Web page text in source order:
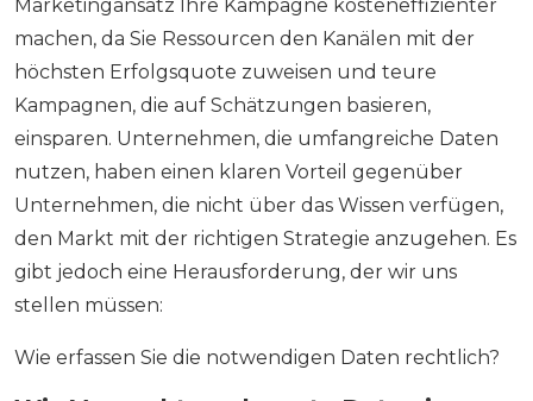
Marketingansatz Ihre Kampagne kosteneffizienter
machen, da Sie Ressourcen den Kanälen mit der
höchsten Erfolgsquote zuweisen und teure
Kampagnen, die auf Schätzungen basieren,
einsparen. Unternehmen, die umfangreiche Daten
nutzen, haben einen klaren Vorteil gegenüber
Unternehmen, die nicht über das Wissen verfügen,
den Markt mit der richtigen Strategie anzugehen. Es
gibt jedoch eine Herausforderung, der wir uns
stellen müssen:
Wie erfassen Sie die notwendigen Daten rechtlich?